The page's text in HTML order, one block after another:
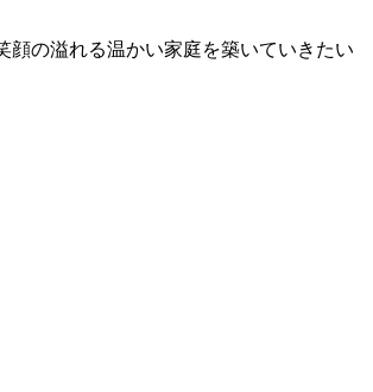
顔の溢れる温かい家庭を築いていきたい